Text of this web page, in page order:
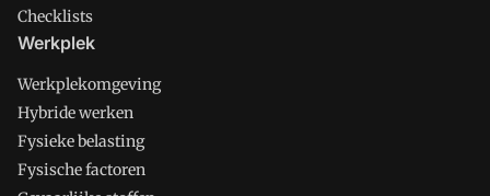
Checklists
Werkplek
Werkplekomgeving
Hybride werken
Fysieke belasting
Fysische factoren